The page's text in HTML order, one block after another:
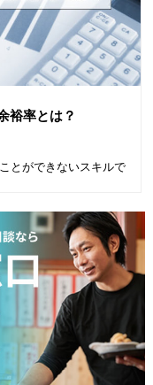
裕率とは？
とができないスキルで